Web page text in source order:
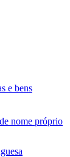
e bens
nome próprio